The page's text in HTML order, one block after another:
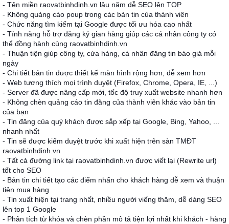
- Tên miền raovatbinhdinh.vn lâu năm dễ SEO lên TOP
- Không quảng cáo poup trong các bản tin của thành viên
- Chức năng tìm kiếm tại Google được tối ưu hóa cao nhất
- Tính năng hỗ trợ đăng ký gian hàng giúp các cá nhân công ty có
thể đồng hành cùng raovatbinhdinh.vn
- Thuận tiện giúp công ty, cửa hàng, cá nhân đăng tin báo giá mỗi
ngày
- Chi tiết bản tin được thiết kế màn hình rộng hơn, dễ xem hơn
- Web tương thích mọi trình duyệt (Firefox, Chrome, Opera, IE, ...)
- Server đã được nâng cấp mới, tốc độ truy xuất website nhanh hơn
- Không chèn quảng cáo tin đăng của thành viên khác vào bản tin
của bạn
- Tin đăng của quý khách được sắp xếp tại Google, Bing, Yahoo, ...
nhanh nhất
- Tin sẽ được kiểm duyệt trước khi xuất hiện trên sàn TMĐT
raovatbinhdinh.vn
- Tất cả đường link tại raovatbinhdinh.vn được viết lại (Rewrite url)
tốt cho SEO
- Bản tin chi tiết tạo các điểm nhấn cho khách hàng dễ xem và thuận
tiện mua hàng
- Tin xuất hiện tại trang nhất, nhiều người viếng thăm, dễ dàng SEO
lên top 1 Google
- Phân tích từ khóa và chèn phần mô tả tiện lợi nhất khi khách - hàng